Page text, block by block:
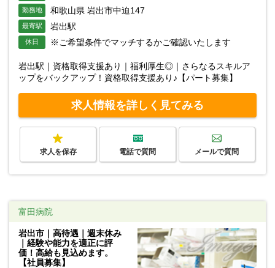
勤務地 和歌山県 岩出市中迫147
最寄駅 岩出駅
休日 ※ご希望条件でマッチするかご確認いたします
岩出駅｜資格取得支援あり｜福利厚生◎｜さらなるスキルア
ップをバックアップ！資格取得支援あり♪【パート募集】
求人情報を詳しく見てみる
求人を保存 電話で質問 メールで質問
富田病院
岩出市｜高待遇｜週末休み
｜経験や能力を適正に評
価！高給も見込めます。
【社員募集】